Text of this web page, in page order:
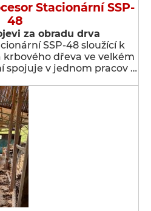
Stacionární SSP-
48
za obradu drva
SSP-48 sloužící k
krbového dřeva ve velkém
spojuje v jednom pracov …